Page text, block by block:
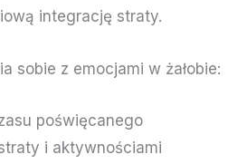
integrację straty.
sobie z emocjami w żałobie:
poświęcanego
i aktywnościami